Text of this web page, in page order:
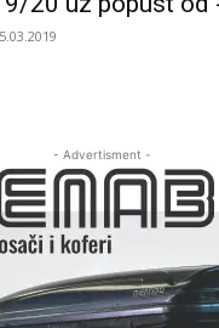
- Advertisment -